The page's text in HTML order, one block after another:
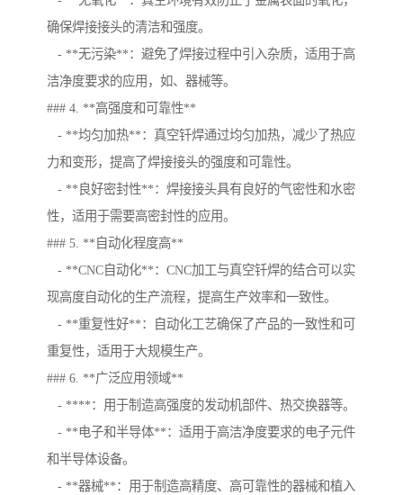
确保焊接接头的清洁和强度。
- **无污染**：避免了焊接过程中引入杂质，适用于高
洁净度要求的应用，如、器械等。
### 4. **高强度和可靠性**
- **均匀加热**：真空钎焊通过均匀加热，减少了热应
力和变形，提高了焊接接头的强度和可靠性。
- **良好密封性**：焊接接头具有良好的气密性和水密
性，适用于需要高密封性的应用。
### 5. **自动化程度高**
- **CNC自动化**：CNC加工与真空钎焊的结合可以实
现高度自动化的生产流程，提高生产效率和一致性。
- **重复性好**：自动化工艺确保了产品的一致性和可
重复性，适用于大规模生产。
### 6. **广泛应用领域**
- ****：用于制造高强度的发动机部件、热交换器等。
- **电子和半导体**：适用于高洁净度要求的电子元件
和半导体设备。
- **器械**：用于制造高精度、高可靠性的器械和植入